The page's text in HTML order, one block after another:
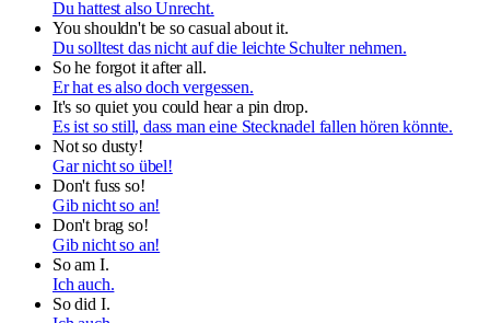
Du hattest also Unrecht.
You shouldn't be so casual about it.
Du solltest das nicht auf die leichte Schulter nehmen.
So he forgot it after all.
Er hat es also doch vergessen.
It's so quiet you could hear a pin drop.
Es ist so still, dass man eine Stecknadel fallen hören könnte.
Not so dusty!
Gar nicht so übel!
Don't fuss so!
Gib nicht so an!
Don't brag so!
Gib nicht so an!
So am I.
Ich auch.
So did I.